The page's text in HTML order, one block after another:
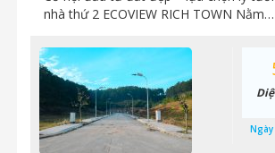
nhà thứ 2 ECOVIEW RICH TOWN Nằm…